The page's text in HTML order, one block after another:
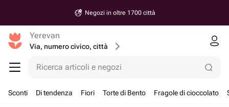
Negozi in oltre 1700 città
Yerevan
Via, numero civico, città
Ricerca articoli e negozi
Sconti Di tendenza Fiori Torte di Bento Fragole di cioccolato